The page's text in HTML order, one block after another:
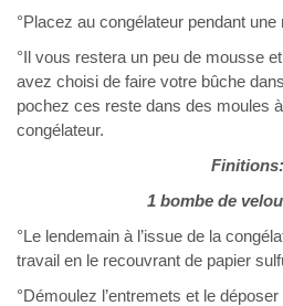
°Placez au congélateur pendant une
°Il vous restera un peu de mousse
avez choisi de faire votre bûche
pochez ces reste dans des moules
congélateur.
Finitions:
1 bombe de
°Le lendemain à l’issue de la
travail en le recouvrant de papier
°Démoulez l’entremets et le